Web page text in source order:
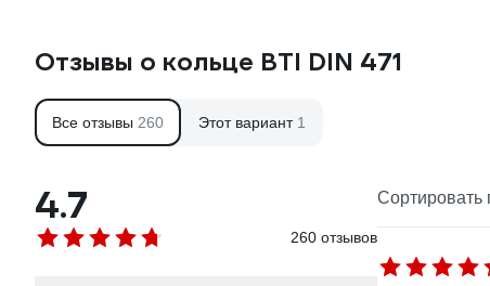
Отзывы о кольце BTI DIN 471
Все отзывы 260 Этот вариант 1
4.7
260 отзывов
Сортировать